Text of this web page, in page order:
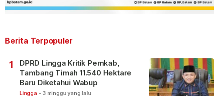
Berita Terpopuler
1
DPRD Lingga Kritik Pemkab,
Tambang Timah 11.540 Hektare
Baru Diketahui Wabup
Lingga - 3 minggu yang lalu